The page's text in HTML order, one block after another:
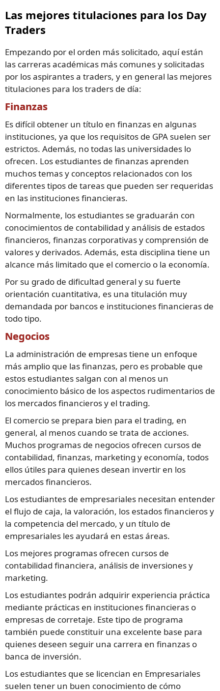
Las mejores titulaciones para los Day
Traders
Empezando por el orden más solicitado, aquí están
las carreras académicas más comunes y solicitadas
por los aspirantes a traders, y en general las mejores
titulaciones para los traders de día:
Finanzas
Es difícil obtener un título en finanzas en algunas
instituciones, ya que los requisitos de GPA suelen ser
estrictos. Además, no todas las universidades lo
ofrecen. Los estudiantes de finanzas aprenden
muchos temas y conceptos relacionados con los
diferentes tipos de tareas que pueden ser requeridas
en las instituciones financieras.
Normalmente, los estudiantes se graduarán con
conocimientos de contabilidad y análisis de estados
financieros, finanzas corporativas y comprensión de
valores y derivados. Además, esta disciplina tiene un
alcance más limitado que el comercio o la economía.
Por su grado de dificultad general y su fuerte
orientación cuantitativa, es una titulación muy
demandada por bancos e instituciones financieras de
todo tipo.
Negocios
La administración de empresas tiene un enfoque
más amplio que las finanzas, pero es probable que
estos estudiantes salgan con al menos un
conocimiento básico de los aspectos rudimentarios de
los mercados financieros y el trading.
El comercio se prepara bien para el trading, en
general, al menos cuando se trata de acciones.
Muchos programas de negocios ofrecen cursos de
contabilidad, finanzas, marketing y economía, todos
ellos útiles para quienes desean invertir en los
mercados financieros.
Los estudiantes de empresariales necesitan entender
el flujo de caja, la valoración, los estados financieros y
la competencia del mercado, y un título de
empresariales les ayudará en estas áreas.
Los mejores programas ofrecen cursos de
contabilidad financiera, análisis de inversiones y
marketing.
Los estudiantes podrán adquirir experiencia práctica
mediante prácticas en instituciones financieras o
empresas de corretaje. Este tipo de programa
también puede constituir una excelente base para
quienes deseen seguir una carrera en finanzas o
banca de inversión.
Los estudiantes que se licencian en Empresariales
suelen tener un buen conocimiento de cómo